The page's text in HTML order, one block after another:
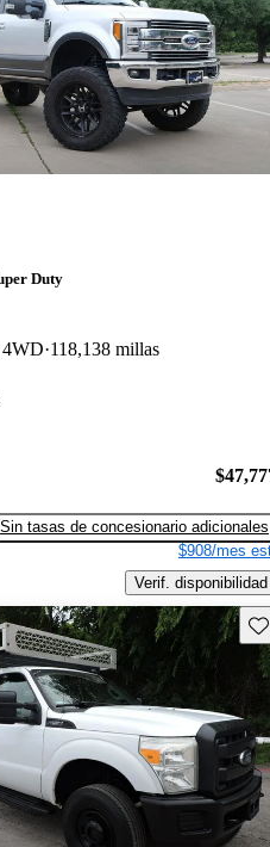
Duty
118,138 millas
Sin tasas de concesionario adicionales
$908/mes
Verif. disponibilidad